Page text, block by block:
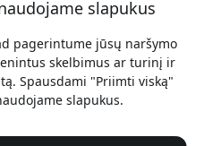
dienų
maistui
70-90
dienų
Išmaniam
90-120
Aštriems
slapukus
pagerintume jūsų naršymo
skelbimus ar turinį ir
Spausdami "Priimti viską"
slapukus.